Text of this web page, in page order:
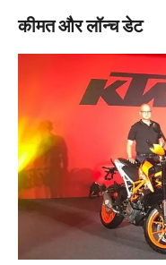
कीमत और लॉन्च डेट